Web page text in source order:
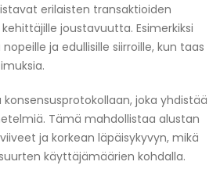
erilaisten transaktioiden
joustavuutta. Esimerkiksi
ja edullisille siirroille, kun taas
joka yhdistää
Tämä mahdollistaa alustan
ja korkean läpäisykyvyn, mikä
käyttäjämäärien kohdalla.